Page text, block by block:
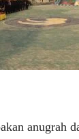
anugrah